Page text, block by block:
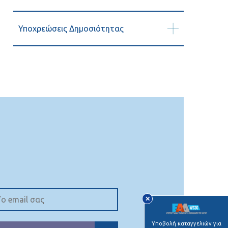
✕
Υποβολή καταγγελιών για
Υποχρεώσεις Δημοσιότητας